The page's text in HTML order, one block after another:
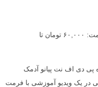
محدوده قیمت: ۶۰,۰۰۰ تومان تا
پی دی اف نت پیانو آدمک
در یک ویدیو آموزشی با فرمت